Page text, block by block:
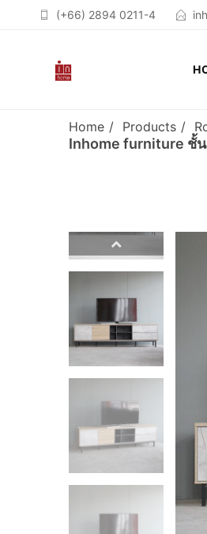
(+66) 2894 0211-4
Home Products
Inhome furniture ชั้